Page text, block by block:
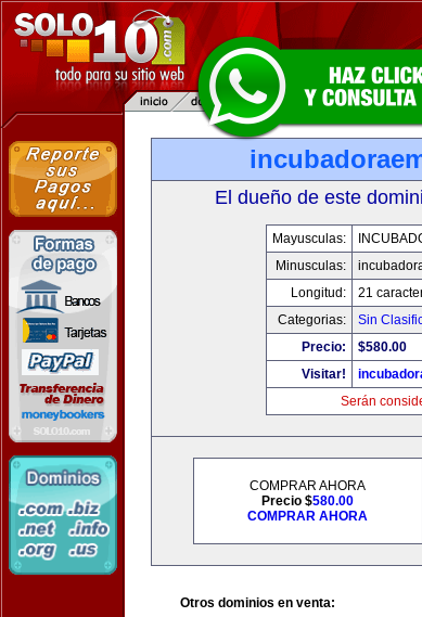
El dueño de este
Mayusculas:
Minusculas:
Longitud:
21
Categorias:
Sin
Precio:
$580.00
Visitar!
Serán
COMPRAR AHORA
Precio $580.00
COMPRAR AHORA
Otros dominios en venta: